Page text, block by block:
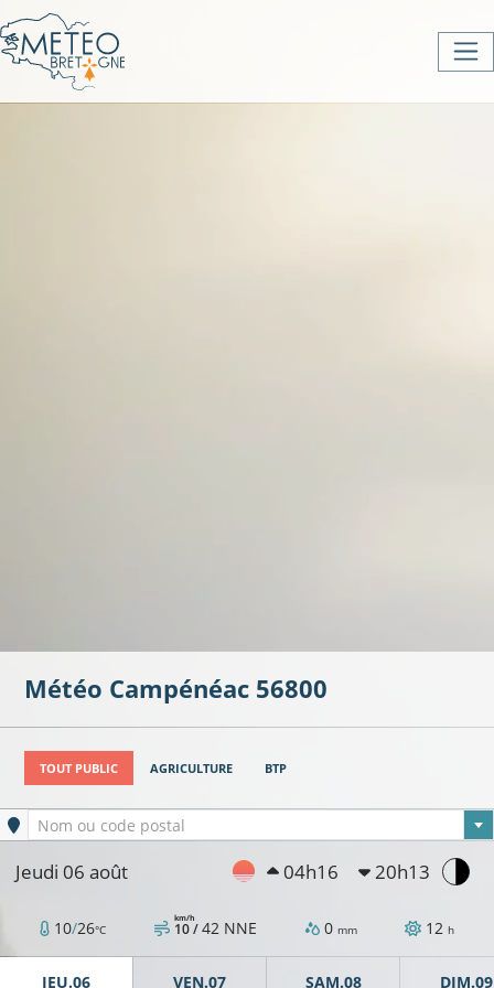
Météo Campénéac 56800
TOUT PUBLIC AGRICULTURE BTP
Ville sélectionnée
Nom ou code postal
Jeudi 06 août 04h16 20h13
10/26°C 10 /
km/h 42 NNE 0 mm 12 h
JEU.06 VEN.07 SAM.08 DIM.09